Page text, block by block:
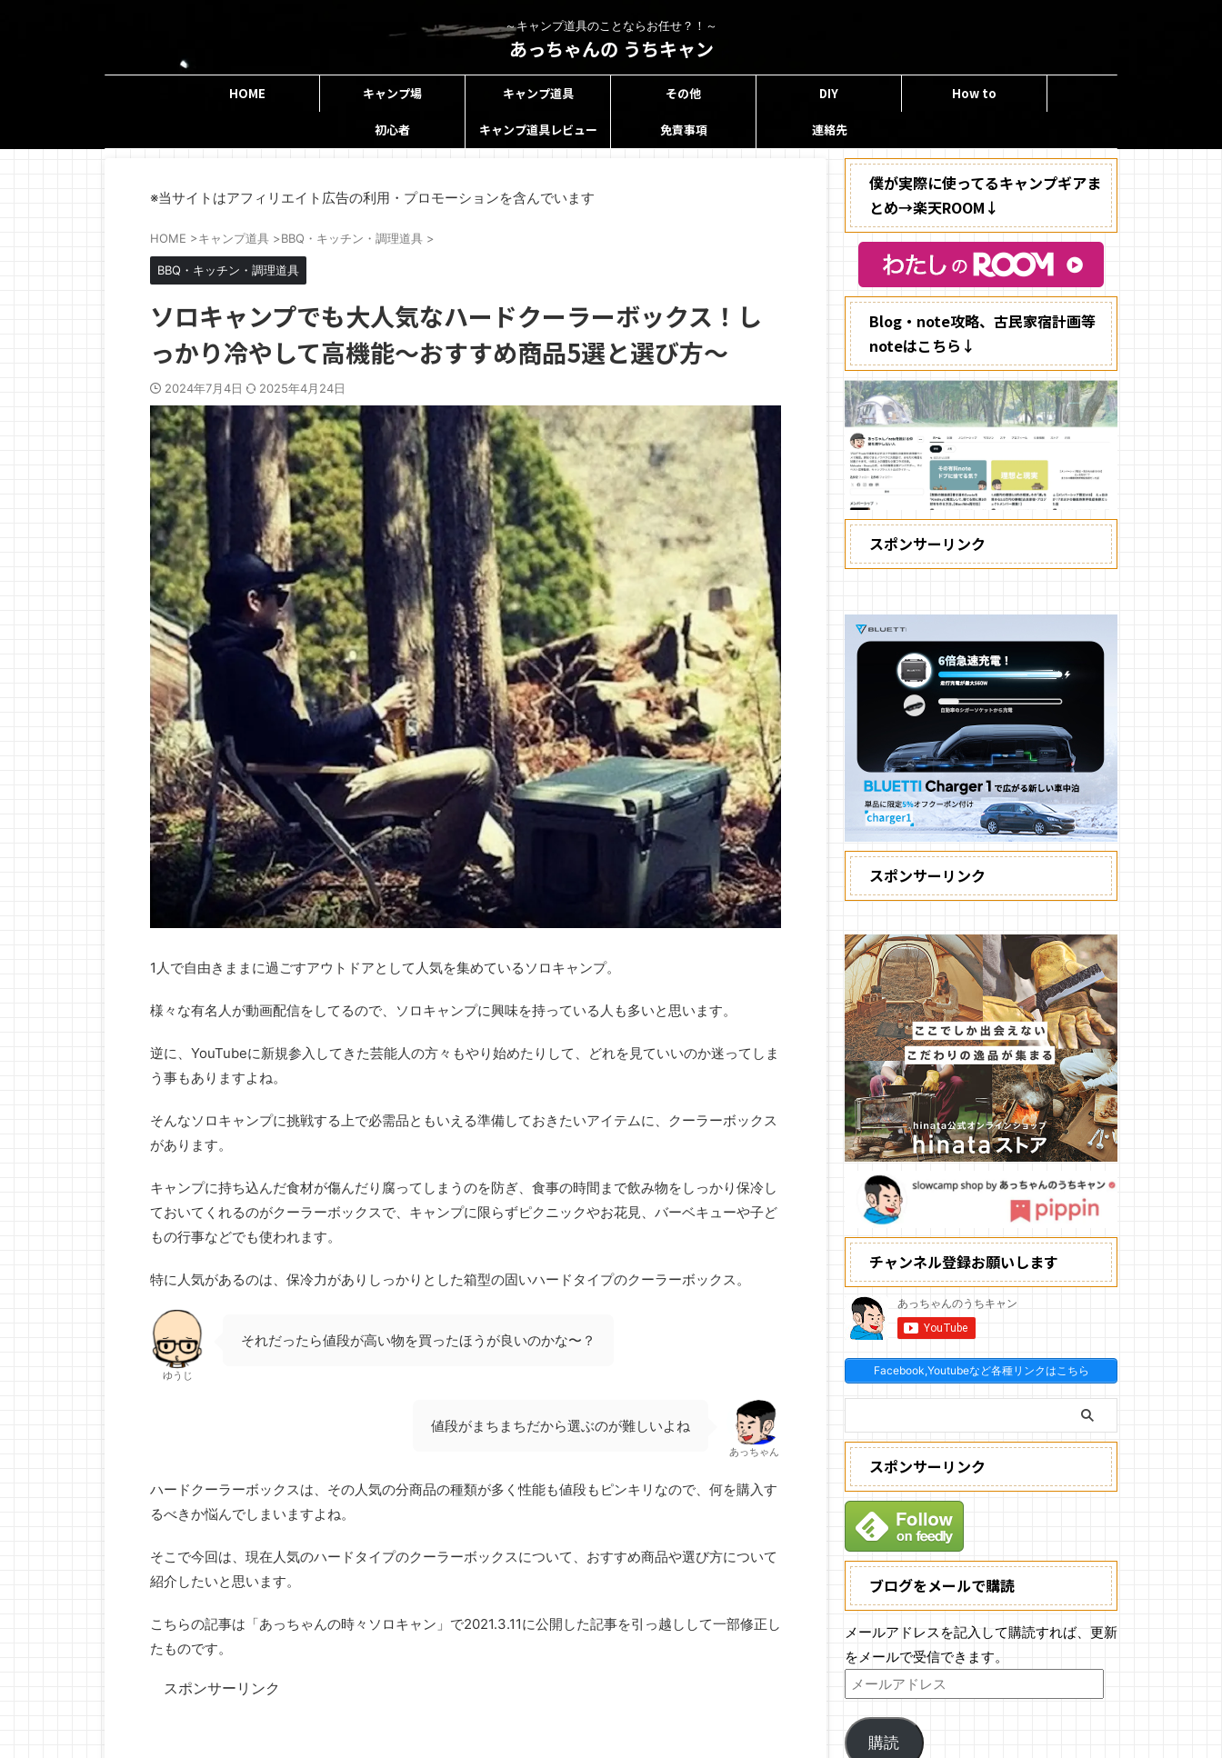
～キャンプ道具のことならお任せ？！～
あっちゃんの うちキャン
HOME キャンプ場 キャンプ道具 その他 DIY How to
初心者 キャンプ道具レビュー 免責事項 連絡先
※当サイトはアフィリエイト広告の利用・プロモーションを含んでいます
HOME >キャンプ道具 >BBQ・キッチン・調理道具 >
BBQ・キッチン・調理道具
ソロキャンプでも大人気なハードクーラーボックス！し
っかり冷やして高機能〜おすすめ商品5選と選び方〜
2024年7月4日 2025年4月24日
1人で自由きままに過ごすアウトドアとして人気を集めているソロキャンプ。
様々な有名人が動画配信をしてるので、ソロキャンプに興味を持っている人も多いと思います。
逆に、YouTubeに新規参入してきた芸能人の方々もやり始めたりして、どれを見ていいのか迷ってしま
う事もありますよね。
そんなソロキャンプに挑戦する上で必需品ともいえる準備しておきたいアイテムに、クーラーボックス
があります。
キャンプに持ち込んだ食材が傷んだり腐ってしまうのを防ぎ、食事の時間まで飲み物をしっかり保冷し
ておいてくれるのがクーラーボックスで、キャンプに限らずピクニックやお花見、バーベキューや子ど
もの行事などでも使われます。
特に人気があるのは、保冷力がありしっかりとした箱型の固いハードタイプのクーラーボックス。
ゆうじ
それだったら値段が高い物を買ったほうが良いのかな〜？
値段がまちまちだから選ぶのが難しいよね
あっちゃん
ハードクーラーボックスは、その人気の分商品の種類が多く性能も値段もピンキリなので、何を購入す
るべきか悩んでしまいますよね。
そこで今回は、現在人気のハードタイプのクーラーボックスについて、おすすめ商品や選び方について
紹介したいと思います。
こちらの記事は「あっちゃんの時々ソロキャン」で2021.3.11に公開した記事を引っ越しして一部修正し
たものです。
スポンサーリンク
僕が実際に使ってるキャンプギアま
とめ→楽天ROOM↓
Blog・note攻略、古民家宿計画等
noteはこちら↓
スポンサーリンク
スポンサーリンク
チャンネル登録お願いします
Facebook,Youtubeなど各種リンクはこちら
スポンサーリンク
ブログをメールで購読
メールアドレスを記入して購読すれば、更新
をメールで受信できます。
購読